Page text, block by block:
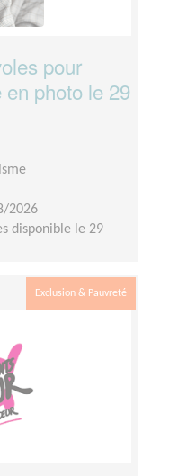
pour
photo le 29
2026
es disponible le 29
Exclusion & Pauvreté